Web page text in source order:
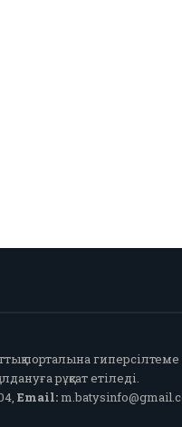
порталына
рұқсат етіледі.
Email: